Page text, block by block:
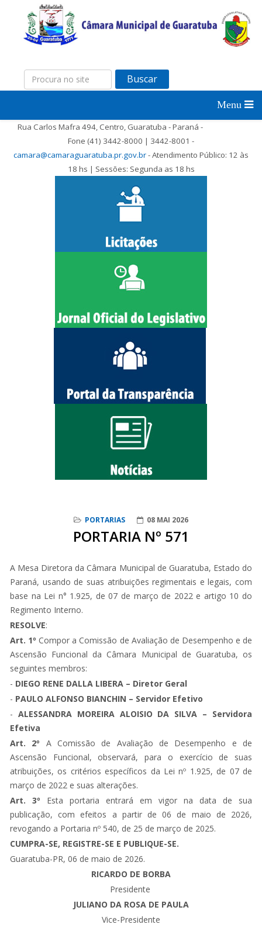
Buscar
Rua Carlos Mafra 494, Centro, Guaratuba - Paraná -
Fone (41) 3442-8000 | 3442-8001 -
camara@camaraguaratuba.pr.gov.br- Atendimento Público: 12 às
18 hs | Sessões: Segunda as 18 hs
PORTARIAS 08 MAI 2026
PORTARIA Nº 571
A Mesa Diretora da Câmara Municipal de Guaratuba, Estado do
Paraná, usando de suas atribuições regimentais e legais, com
base na Lei n° 1.925, de 07 de março de 2022 e artigo 10 do
Regimento Interno.
RESOLVE:
Art. 1º Compor a Comissão de Avaliação de Desempenho e de
Ascensão Funcional da Câmara Municipal de Guaratuba, os
seguintes membros:
- DIEGO RENE DALLA LIBERA – Diretor Geral
- PAULO ALFONSO BIANCHIN – Servidor Efetivo
- ALESSANDRA MOREIRA ALOISIO DA SILVA – Servidora
Efetiva
Art. 2º A Comissão de Avaliação de Desempenho e de
Ascensão Funcional, observará, para o exercício de suas
atribuições, os critérios específicos da Lei nº 1.925, de 07 de
março de 2022 e suas alterações.
Art. 3º Esta portaria entrará em vigor na data de sua
publicação, com efeitos a partir de 06 de maio de 2026,
revogando a Portaria nº 540, de 25 de março de 2025.
CUMPRA-SE, REGISTRE-SE E PUBLIQUE-SE.
Guaratuba-PR, 06 de maio de 2026.
RICARDO DE BORBA
Presidente
JULIANO DA ROSA DE PAULA
Vice-Presidente